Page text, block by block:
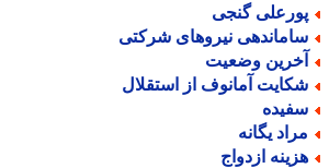
گنجی
نیروهای شرکتی
وضعیت
آمانوف از استقلال
یگانه
ازدواج